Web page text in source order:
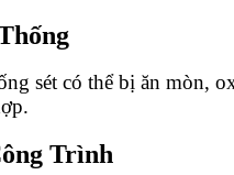
sét có thể bị ăn
Trình